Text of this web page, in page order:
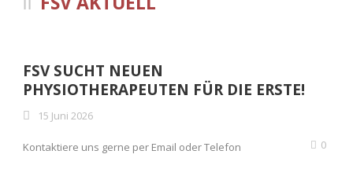
FSV SUCHT NEUEN
PHYSIOTHERAPEUTEN FÜR DIE ERSTE!
15 Juni 2026
Kontaktiere uns gerne per Email oder Telefon 0